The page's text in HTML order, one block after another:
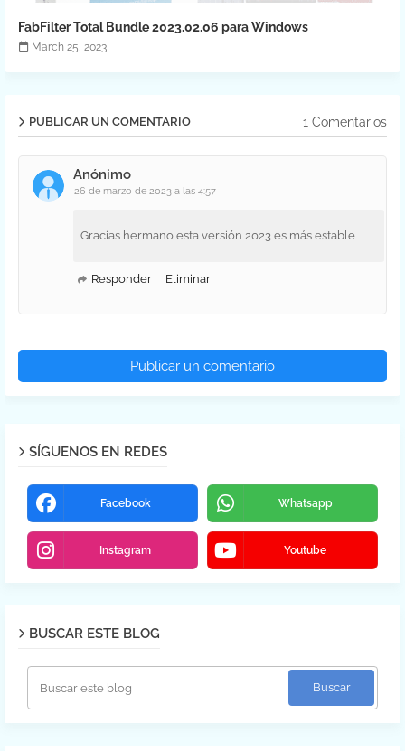
FabFilter Total Bundle 2023.02.06 para Windows
March 25, 2023
PUBLICAR UN COMENTARIO 1 Comentarios
Anónimo
26 de marzo de 2023 a las 4:57
Gracias hermano esta versión 2023 es más estable
Responder Eliminar
Publicar un comentario
SÍGUENOS EN REDES
Facebook Whatsapp
Instagram Youtube
BUSCAR ESTE BLOG